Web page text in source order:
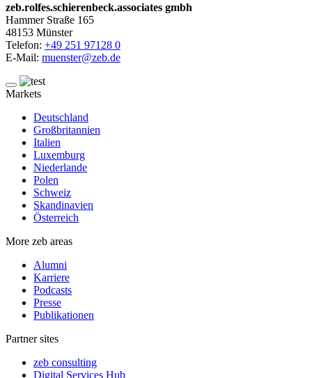
zeb.rolfes.schierenbeck.associates gmbh
Hammer Straße 165
48153 Münster
Telefon: +49 251 97128 0
E-Mail: muenster@zeb.de
Markets
Deutschland
Großbritannien
Italien
Luxemburg
Niederlande
Polen
Schweiz
Skandinavien
Österreich
More zeb areas
Alumni
Karriere
Podcasts
Presse
Publikationen
Partner sites
zeb consulting
Digital Services Hub